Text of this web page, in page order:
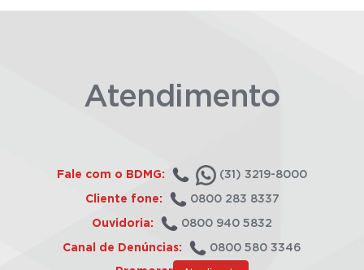
Atendimento
Fale com o BDMG: (31) 3219-8000
Cliente fone: 0800 283 8337
Ouvidoria: 0800 940 5832
Canal de Denúncias: 0800 580 3346